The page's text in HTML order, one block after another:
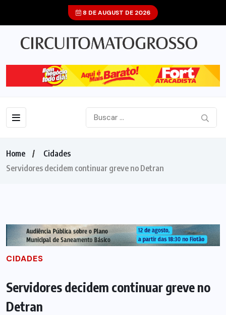
8 DE AUGUST DE 2026
Home
Cidades
Servidores decidem continuar greve no Detran
CIDADES
Servidores decidem continuar greve no
Detran